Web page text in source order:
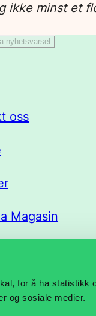
for å ha statistikk
og sosiale medier.
ikke minst et
nyhetsvarsel
oss
Magasin